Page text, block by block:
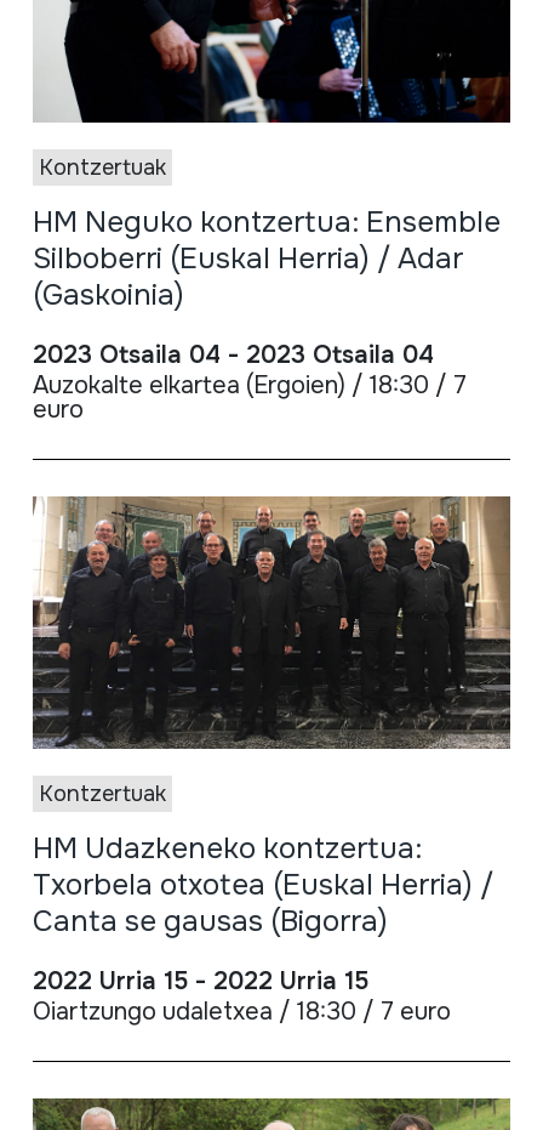
Kontzertuak
HM Neguko kontzertua: Ensemble
Silboberri (Euskal Herria) / Adar
(Gaskoinia)
2023 Otsaila 04 - 2023 Otsaila 04
Auzokalte elkartea (Ergoien) / 18:30 / 7
euro
Kontzertuak
HM Udazkeneko kontzertua:
Txorbela otxotea (Euskal Herria) /
Canta se gausas (Bigorra)
2022 Urria 15 - 2022 Urria 15
Oiartzungo udaletxea / 18:30 / 7 euro